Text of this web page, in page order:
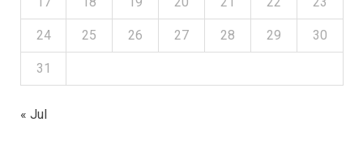
24 25 26 27 28 29 30
31
« Jul